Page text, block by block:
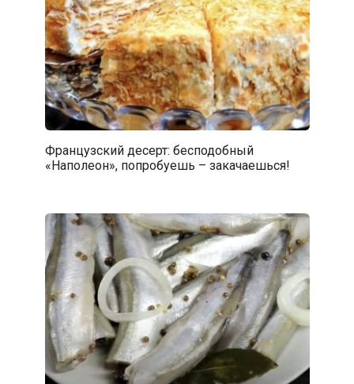
Французский десерт: бесподобный
«Наполеон», попробуешь – закачаешься!